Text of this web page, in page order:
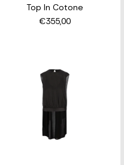
Top In Cotone
€355,00